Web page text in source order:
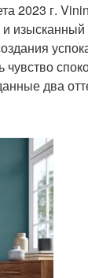
2023 г.
чувство
два